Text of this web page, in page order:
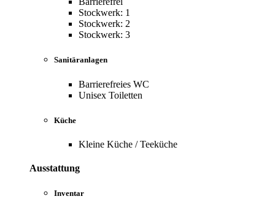
Stockwerk: 1
Stockwerk: 2
Stockwerk: 3
Sanitäranlagen
Barrierefreies WC
Unisex Toiletten
Küche
Kleine Küche / Teeküche
Ausstattung
Inventar